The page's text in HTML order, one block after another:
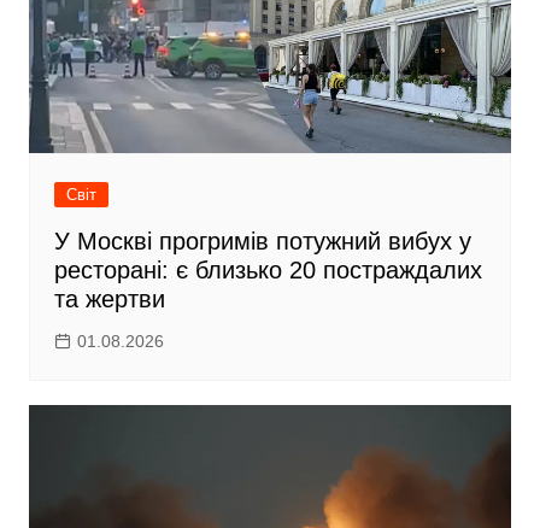
Світ
У Москві прогримів потужний вибух у
ресторані: є близько 20 постраждалих
та жертви
01.08.2026